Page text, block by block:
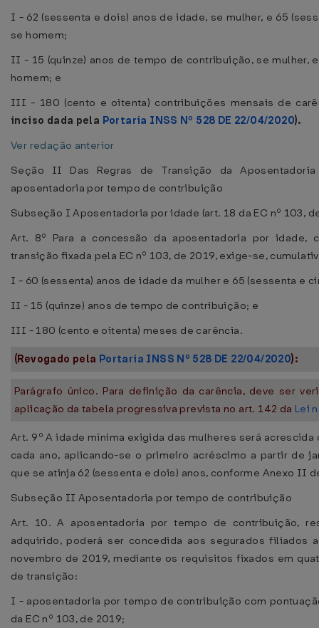
I - 62 (sessenta e dois) anos de idade, se mulher, e 65
se homem;
II - 15 (quinze) anos de tempo de contribuição, se mulher,
homem; e
III - 180 (cento e oitenta) contribuições mensais de
inciso dada pela Portaria INSS Nº 528 DE 22/04/2020).
Ver redação anterior
Seção II Das Regras de Transição da
aposentadoria por tempo de contribuição
Subseção I Aposentadoria por idade (art. 18 da EC nº 103,
Art. 8º Para a concessão da aposentadoria por idade,
transição fixada pela EC nº 103, de 2019, exige-se,
I - 60 (sessenta) anos de idade da mulher e 65 (sessenta e
II - 15 (quinze) anos de tempo de contribuição; e
III - 180 (cento e oitenta) meses de carência.
(Revogado pela Portaria INSS Nº 528 DE 22/04/2020):
Parágrafo único. Para definição da carência, deve ser
aplicação da tabela progressiva prevista no art. 142 da Lei
Art. 9º A idade mínima exigida das mulheres será acrescida
cada ano, aplicando-se o primeiro acréscimo a partir de
que se atinja 62 (sessenta e dois) anos, conforme Anexo II
Subseção II Aposentadoria por tempo de contribuição
Art. 10. A aposentadoria por tempo de contribuição,
adquirido, poderá ser concedida aos segurados filiados
novembro de 2019, mediante os requisitos fixados em
de transição:
I - aposentadoria por tempo de contribuição com
da EC nº 103, de 2019;